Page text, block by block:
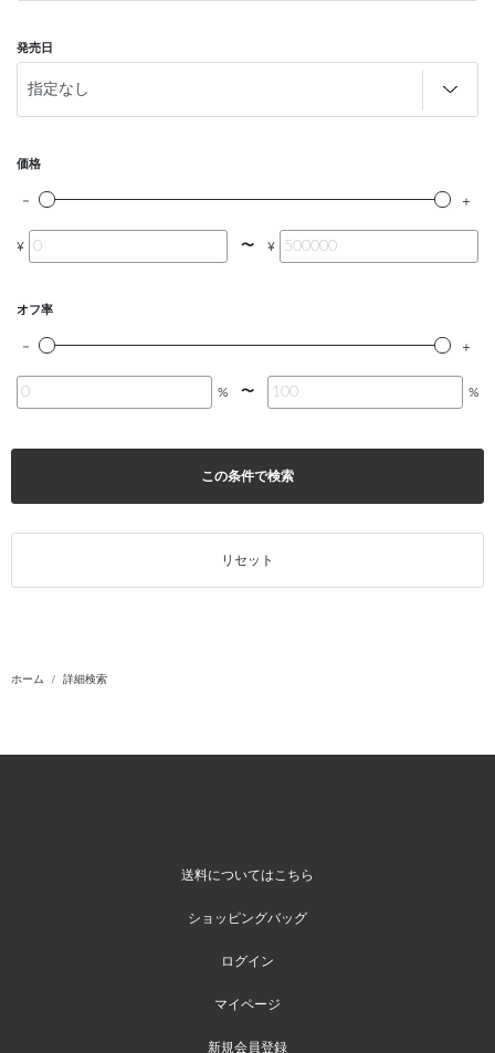
発売日
価格
¥ 〜 ¥
オフ率
% 〜 %
この条件で検索
リセット
ホーム 詳細検索
送料についてはこちら
ショッピングバッグ
ログイン
マイページ
新規会員登録